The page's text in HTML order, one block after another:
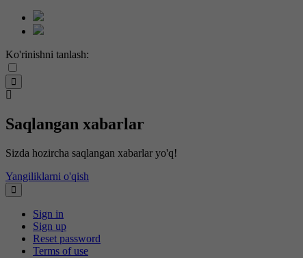
Ko'rinishni tanlash:
Saqlangan xabarlar
Sizda hozircha saqlangan xabarlar yo'q!
Yangiliklarni o'qish
Sign in
Sign up
Reset password
Terms of use